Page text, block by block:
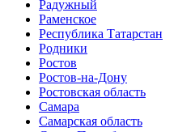
Радужный
Раменское
Республика Татарстан
Родники
Ростов
Ростов-на-Дону
Ростовская область
Самара
Самарская область